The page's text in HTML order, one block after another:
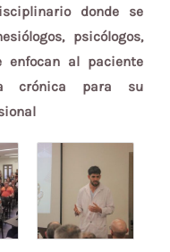
donde se
psicólogos,
enfocan al paciente
crónica para su